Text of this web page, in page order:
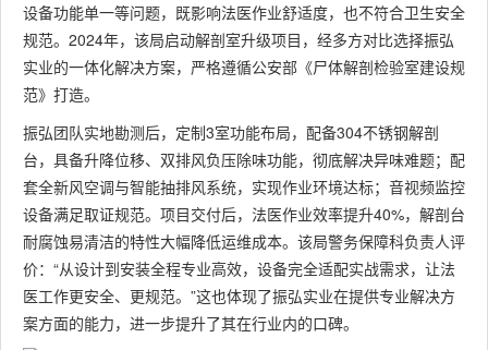
设备功能单一等问题，既影响法医作业舒适度，也不符合卫生安全
规范。2024年，该局启动解剖室升级项目，经多方对比选择振弘
实业的一体化解决方案，严格遵循公安部《尸体解剖检验室建设规
范》打造。
振弘团队实地勘测后，定制3室功能布局，配备304不锈钢解剖
台，具备升降位移、双排风负压除味功能，彻底解决异味难题；配
套全新风空调与智能抽排风系统，实现作业环境达标；音视频监控
设备满足取证规范。项目交付后，法医作业效率提升40%，解剖台
耐腐蚀易清洁的特性大幅降低运维成本。该局警务保障科负责人评
价：“从设计到安装全程专业高效，设备完全适配实战需求，让法
医工作更安全、更规范。”这也体现了振弘实业在提供专业解决方
案方面的能力，进一步提升了其在行业内的口碑。